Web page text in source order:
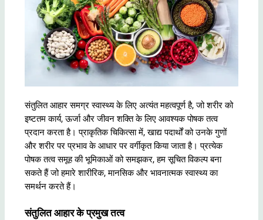
संतुलित आहार समग्र स्वास्थ्य के लिए अत्यंत महत्वपूर्ण है, जो शरीर को
इष्टतम कार्य, ऊर्जा और जीवन शक्ति के लिए आवश्यक पोषक तत्व
प्रदान करता है। प्राकृतिक चिकित्सा में, खाद्य पदार्थों को उनके गुणों
और शरीर पर प्रभाव के आधार पर वर्गीकृत किया जाता है। प्रत्येक
पोषक तत्व समूह की भूमिकाओं को समझकर, हम सूचित विकल्प बना
सकते हैं जो हमारे शारीरिक, मानसिक और भावनात्मक स्वास्थ्य का
समर्थन करते हैं।
संतुलित आहार के प्रमुख तत्व